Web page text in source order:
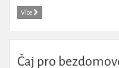
Více
Čaj pro